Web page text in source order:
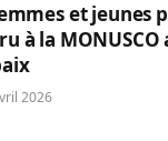
et jeunes
à la
2026